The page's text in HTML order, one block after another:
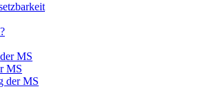
MS
MS
der MS